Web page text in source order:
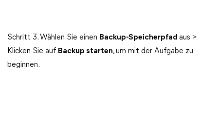
Schritt 3. Wählen Sie einen Backup-Speicherpfad aus >
Klicken Sie auf Backup starten, um mit der Aufgabe zu
beginnen.